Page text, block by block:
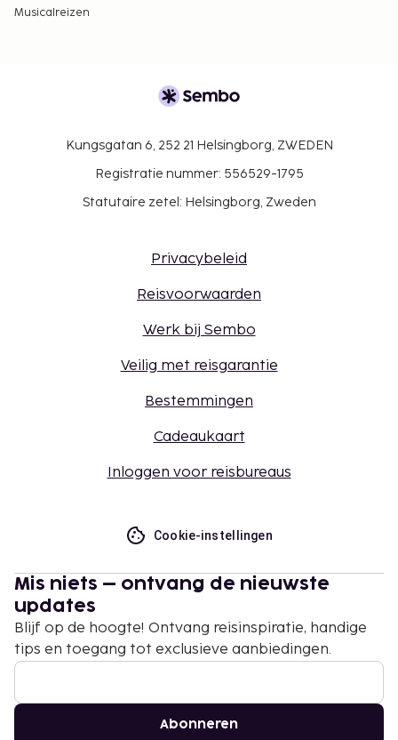
Musicalreizen
Kungsgatan 6, 252 21 Helsingborg, ZWEDEN
Registratie nummer: 556529-1795
Statutaire zetel: Helsingborg, Zweden
Privacybeleid
Reisvoorwaarden
Werk bij Sembo
Veilig met reisgarantie
Bestemmingen
Cadeaukaart
Inloggen voor reisbureaus
Cookie-instellingen
Mis niets – ontvang de nieuwste
updates
Blijf op de hoogte! Ontvang reisinspiratie, handige
tips en toegang tot exclusieve aanbiedingen.
Abonneren